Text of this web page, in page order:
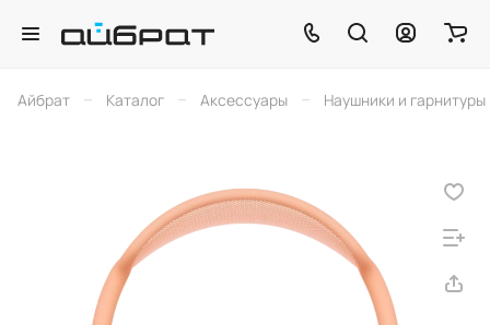
Айбрат – Каталог – Аксессуары – Наушники и гарнитуры